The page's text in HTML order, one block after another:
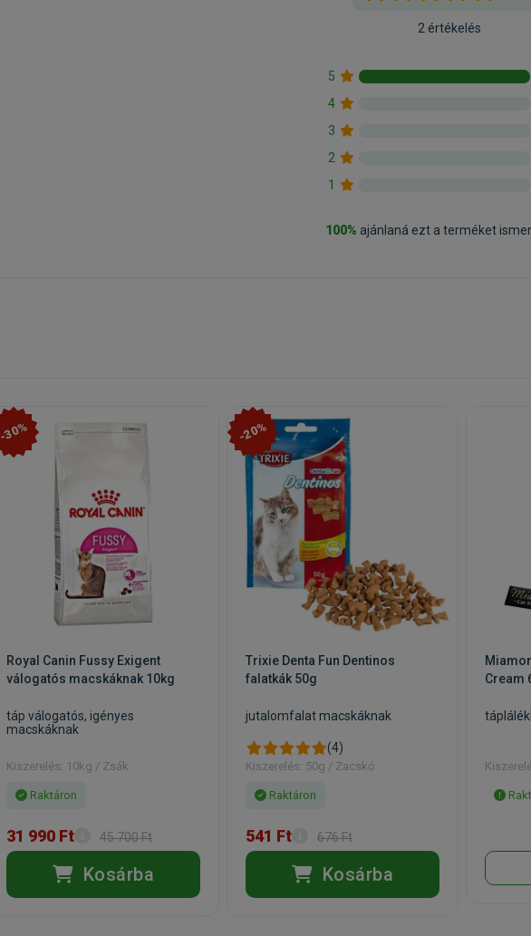
2 értékelés
5
4
3
2
1
100% ajánlaná ezt a terméket
-30%
Royal Canin Fussy Exigent
válogatós macskáknak 10kg
táp válogatós, igényes
macskáknak
Kiszerelés: 10kg / Zsák
Raktáron
31 990 Ft 45 700 Ft
Kosárba
-20%
Trixie Denta Fun Dentinos
falatkák 50g
jutalomfalat macskáknak
(4)
Kiszerelés: 50g / Zacskó
Raktáron
541 Ft 676 Ft
Kosárba
Cream